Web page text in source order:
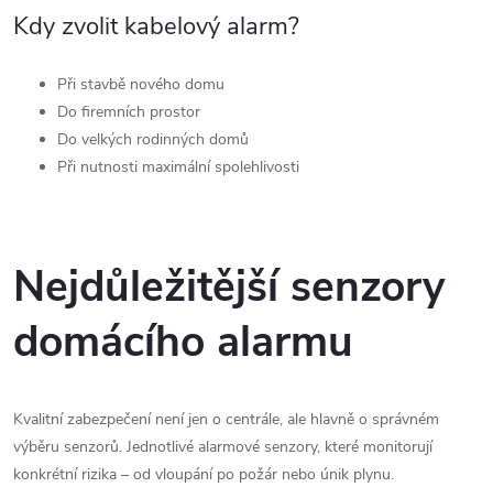
Kdy zvolit kabelový alarm?
Při stavbě nového domu
Do firemních prostor
Do velkých rodinných domů
Při nutnosti maximální spolehlivosti
Nejdůležitější senzory
domácího alarmu
Kvalitní zabezpečení není jen o centrále, ale hlavně o správném
výběru senzorů. Jednotlivé alarmové senzory, které monitorují
konkrétní rizika – od vloupání po požár nebo únik plynu.